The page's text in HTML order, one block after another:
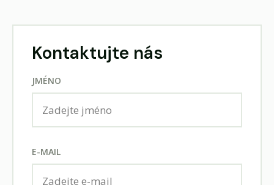
Kontaktujte nás
JMÉNO
E-MAIL